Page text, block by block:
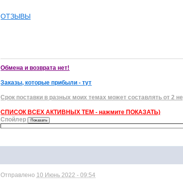
ОТЗЫВЫ
Обмена и возврата нет!
Заказы, которые прибыли - тут
Срок поставки в разных моих темах может составлять от 2
СПИСОК ВСЕХ АКТИВНЫХ ТЕМ - нажмите ПОКАЗАТЬ)
Спойлер
Отправлено 10 Июнь 2022 - 09:54